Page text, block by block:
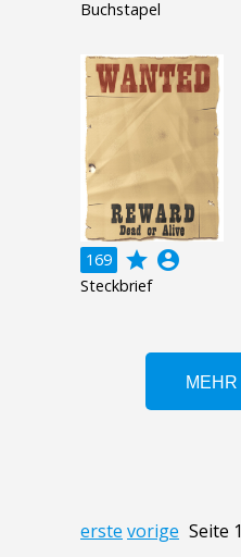
Buchstapel
169 grade account_circle
Steckbrief
erste vorige Seite 1